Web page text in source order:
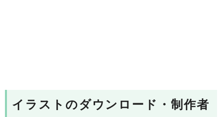
イラストのダウンロード・制作者